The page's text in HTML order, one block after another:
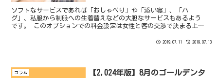
ソフトなサービスであれば「おしゃべり」や「添い寝」、「ハ
グ」、私服から制服への生着替えなどの大胆なサービスもあるよう
です。 このオプションでの料金設定は女性と客の交渉で決まる上に
2019.07.11 2019.07.13
コラム
【2,024年版】8月のゴールデンタ